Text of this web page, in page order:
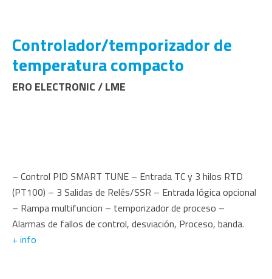
Controlador/temporizador de
temperatura compacto
ERO ELECTRONIC / LME
– Control PID SMART TUNE – Entrada TC y 3 hilos RTD
(PT100) – 3 Salidas de Relés/SSR – Entrada lógica opcional
– Rampa multifuncion – temporizador de proceso –
Alarmas de fallos de control, desviación, Proceso, banda.
+ info